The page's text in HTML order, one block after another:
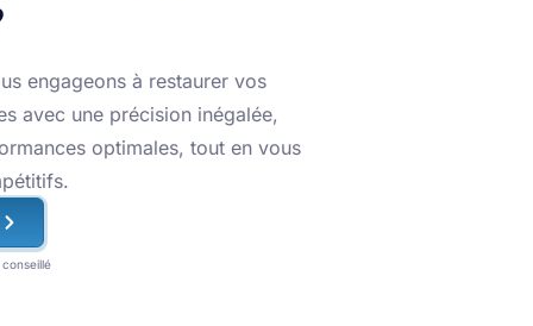
engageons à restaurer vos
avec une précision inégalée,
optimales, tout en vous